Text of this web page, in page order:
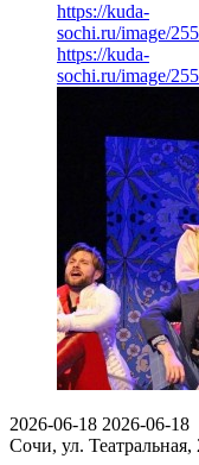
https://kuda-
sochi.ru/image/
https://kuda-
sochi.ru/image/
2026-06-18 2026-06-18
Сочи, ул. Театральная,